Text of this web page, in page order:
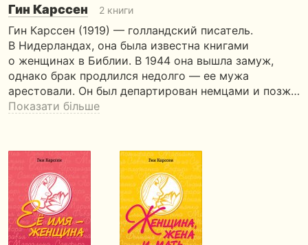
Гин Карссен 2 книги
Гин Карссен (1919) — голландский писатель.
В Нидерландах, она была известна книгами
о женщинах в Библии. В 1944 она вышла замуж,
однако брак продлился недолго — ее мужа
арестовали. Он был департирован немцами и позж…
Показати більше